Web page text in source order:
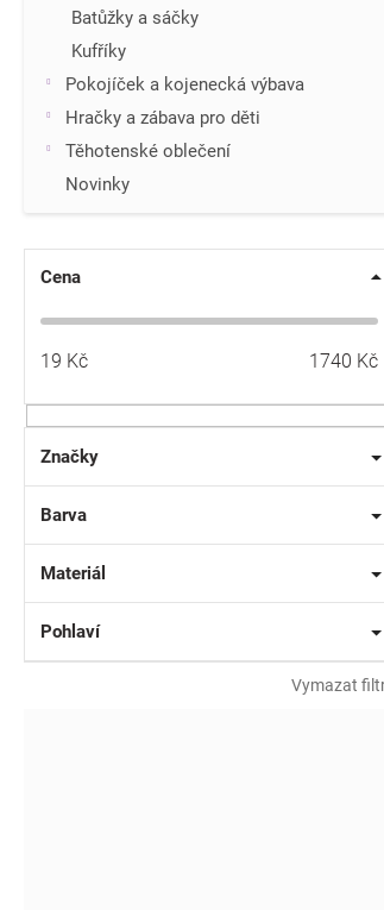
Batůžky a sáčky
Kufříky
Pokojíček a kojenecká výbava
Hračky a zábava pro děti
Těhotenské oblečení
Novinky
Cena
19 Kč 1740 Kč
Značky
Barva
Materiál
Pohlaví
Vymazat